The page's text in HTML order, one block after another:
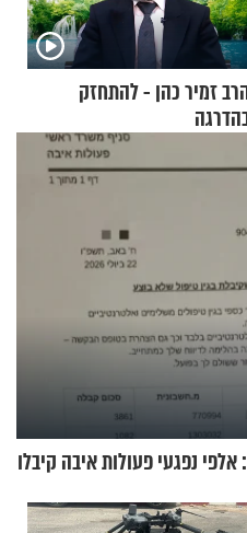
זמיר כהן - להתחזק
נפגעי פעולות איבה קיבלו